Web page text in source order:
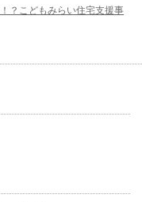
？こどもみらい住宅支援事